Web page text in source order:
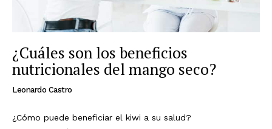
¿Cuáles son los beneficios
nutricionales del mango seco?
Leonardo Castro
¿Cómo puede beneficiar el kiwi a su salud?